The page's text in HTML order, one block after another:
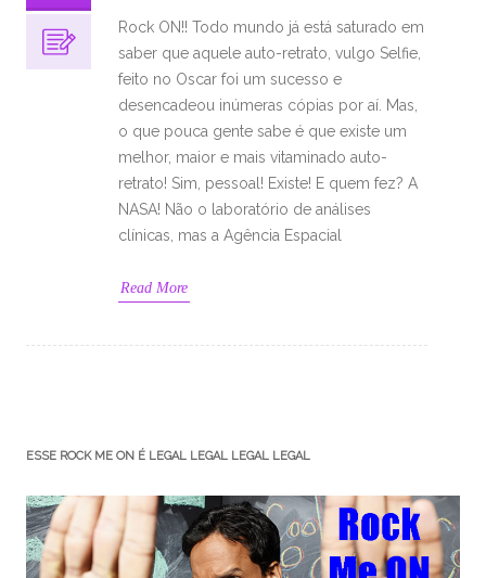
Rock ON!! Todo mundo já está saturado em
saber que aquele auto-retrato, vulgo Selfie,
feito no Oscar foi um sucesso e
desencadeou inúmeras cópias por aí. Mas,
o que pouca gente sabe é que existe um
melhor, maior e mais vitaminado auto-
retrato! Sim, pessoal! Existe! E quem fez? A
NASA! Não o laboratório de análises
clínicas, mas a Agência Espacial
Read More
ESSE ROCK ME ON É LEGAL LEGAL LEGAL LEGAL